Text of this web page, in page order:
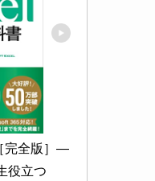
完全版］―
役立つ